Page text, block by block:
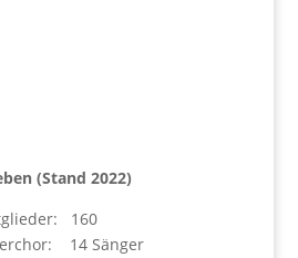
(Stand 2022)
160
14 Sänger